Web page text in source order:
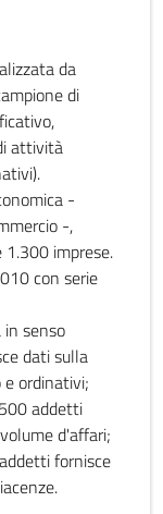
da
di
attività
-
-,
imprese.
con serie
senso
dati sulla
ordinativi;
addetti
d'affari;
fornisce